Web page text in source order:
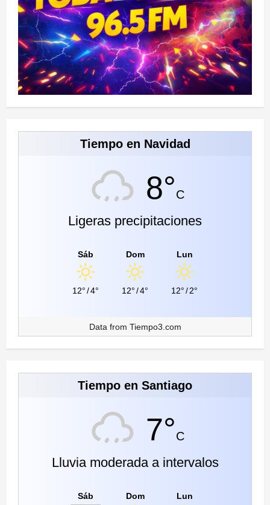
Tiempo en Navidad
8°C
Ligeras precipitaciones
Sáb
12°/4°
Dom
12°/4°
Lun
12°/2°
Data from Tiempo3.com
Tiempo en Santiago
7°C
Lluvia moderada a intervalos
Sáb Dom Lun